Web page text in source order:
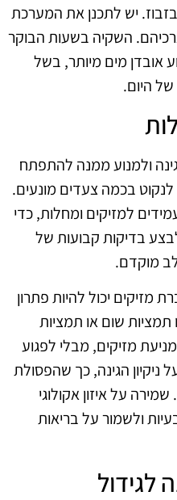
יש לתכנן את המערכת
השקיה בשעות הבוקר
אובדן מים מיותר, בשל
היום.
ולמנוע ממנה להתפתח
לנקוט בכמה צעדים מונעים.
למזיקים ומחלות, כדי
בדיקות קבועות של
מוקדם.
מזיקים יכול להיות פתרון
תמציות שום או תמציות
מזיקים, מבלי לפגוע
ניקיון הגינה, כך שהפסולת
על איזון אקולוגי
ולשמור על בריאות
לגידול